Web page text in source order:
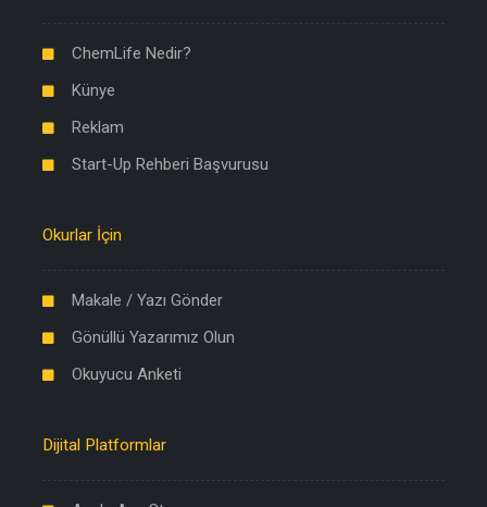
ChemLife Nedir?
Künye
Reklam
Start-Up Rehberi Başvurusu
Okurlar İçin
Makale / Yazı Gönder
Gönüllü Yazarımız Olun
Okuyucu Anketi
Dijital Platformlar